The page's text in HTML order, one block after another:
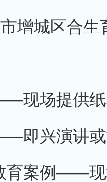
增城区合生
现场提供
即兴演讲
育案例——